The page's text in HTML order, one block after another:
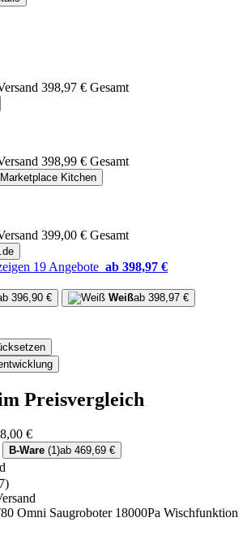
398,97 € Gesamt
398,99 € Gesamt
Kitchen
399,00 € Gesamt
19 Angebote ab 398,97 €
396,90 € Weißab 398,97 €
Preisvergleich
€
B-Ware (1)ab 469,69 €
Omni Saugroboter 18000Pa Wischfunktion